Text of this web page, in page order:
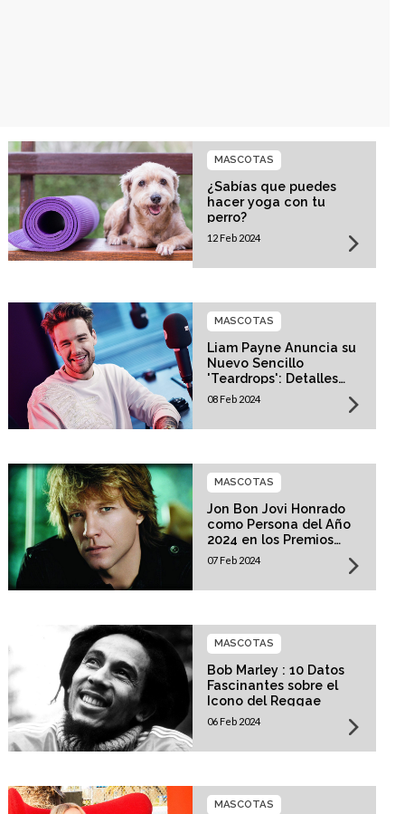
¿Sabías que puedes
hacer yoga con tu
perro?
MASCOTAS
12 Feb 2024
Liam Payne Anuncia su
Nuevo Sencillo
'Teardrops': Detalles
Revelados
MASCOTAS
08 Feb 2024
Jon Bon Jovi Honrado
como Persona del Año
2024 en los Premios
MusiCares
MASCOTAS
07 Feb 2024
Bob Marley : 10 Datos
Fascinantes sobre el
Icono del Reggae
MASCOTAS
06 Feb 2024
MASCOTAS